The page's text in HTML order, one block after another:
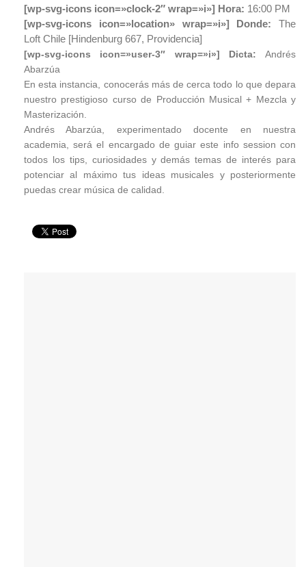
[wp-svg-icons icon=»clock-2″ wrap=»i»] Hora: 16:00 PM
[wp-svg-icons icon=»location» wrap=»i»] Donde: The
Loft Chile [Hindenburg 667, Providencia]
[wp-svg-icons icon=»user-3″ wrap=»i»] Dicta: Andrés
Abarzúa
En esta instancia, conocerás más de cerca todo lo que depara
nuestro prestigioso curso de Producción Musical + Mezcla y
Masterización.
Andrés Abarzúa, experimentado docente en nuestra
academia, será el encargado de guiar este info session con
todos los tips, curiosidades y demás temas de interés para
potenciar al máximo tus ideas musicales y posteriormente
puedas crear música de calidad.